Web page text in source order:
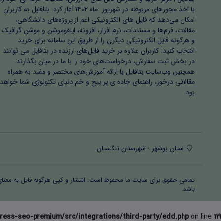
با اخذ مجوزهای مربوطه در شهریور ماه ۱۴۰۲ آغاز کرد. بتافایل به کاربران
امکان می‌دهد که فایل های الکترونیکی اعم از پروژه‌های دانشگاهی،
مقالات، فرم‌ها و مستندات، نرم افزار، افزونه، اینفوموشن و موشن گرافیک
و هرگونه فایل الکترونیکی دیگری را از طریق این سامانه برای خرید
انتخاب کنید. کاربران علاوه بر خرید فایل‌های ارزنده در بتافایل می توانند
در بخش ثبت سفارش، درخواست‌های خود را با ما در میان بگذارند.
همچنین وب‌سایت بتافایل با ارائه آموزش‌های مختصر و مفید به همراه
مقالاتی درخور، راهنمای جاده ی پر پیچ و خم دنیای تکنولوژی شما خواهد
بود.
استان بوشهر - شهرستان تنگستان
تمامی حقوق برای سایت ما محفوظ است. انتشار و کپی هرگونه فایل‌ به
باشد.
seo-premium/src/integrations/third-party/edd.php on line 119